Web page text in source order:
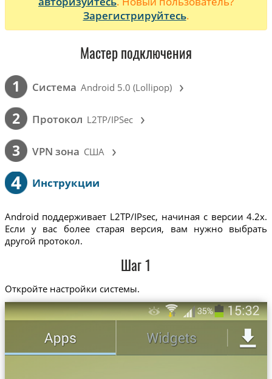
Зарегистрируйтесь.
Мастер подключения
1 Cистема Android 5.0 (Lollipop) ›
2 Протокол L2TP/IPSec ›
3 VPN зона США ›
4 Инструкции
Android поддерживает L2TP/IPsec, начиная с версии 4.2x.
Если у вас более старая версия, вам нужно выбрать
другой протокол.
Шаг 1
Откройте настройки системы.